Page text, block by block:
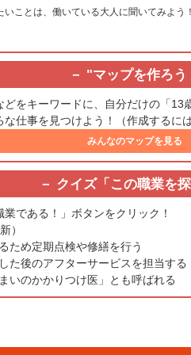
ことは、働いている大人に聞いてみよう！
"マップを作ろう
をキーワードに、自分だけの「
仕事を見つけよう！（作成するには
みんなのマップを見る
クイズ「この職業を探
である！」ボタンをクリック！
）
ため定期点検や修繕を行う
た後のアフターサービスを担当する
いのかかりつけ医」とも呼ばれる